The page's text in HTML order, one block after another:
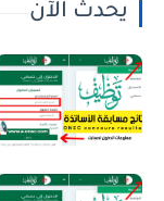
يحدث الآن